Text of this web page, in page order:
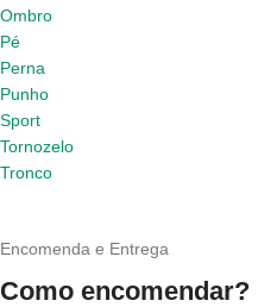
Ombro
Pé
Perna
Punho
Sport
Tornozelo
Tronco
Encomenda e Entrega
Como encomendar?